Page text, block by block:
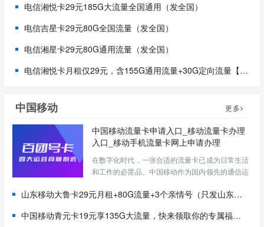
电信湘悦卡29元185G大流量全国通用（发全国）
电信吉星卡29元80G全国流量（发全国）
电信湘星卡29元80G通用流量（发全国）
电信湘悦卡月租仅29元，含155G通用流量+30G定向流量【发全国】
中国移动 更多
中国移动流量卡申请入口_移动流量卡办理
入口_移动手机流量卡网上申请办理
在数字化时代，一张合适的流量卡已成为日常生活
和工作的必需品。中国移动作为国内领先的通信运
道。本文将为您详细介绍中国移动流量卡的官方申
速、安全地办理心仪的流...
山东移动大鲁卡29元月租+80G流量+3个亲情号（只发山东、首充100元）
中国移动青元卡19元享135G大流量，快来领取你的专属福利吧！（申请可发全国）